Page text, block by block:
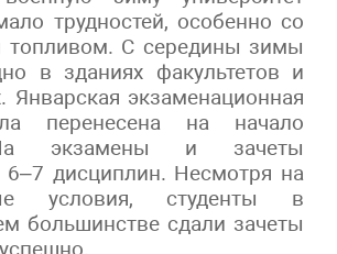
трудностей, особенно со
топливом. С середины зимы
в зданиях факультетов и
Январская экзаменационная
перенесена на начало
экзамены и зачеты
6–7 дисциплин. Несмотря на
условия, студенты в
большинстве сдали зачеты